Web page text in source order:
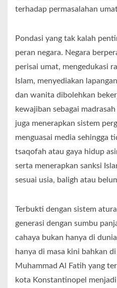
terhadap permasalahan
Pondasi yang tak kalah
peran negara. Negara
perisai umat, mengedukasi
Islam, menyediakan
dan wanita dibolehkan
kewajiban sebagai
juga menerapkan sistem
menguasai media sehingga
tsaqofah atau gaya hidup
serta menerapkan sanksi
sesuai usia, baligh atau
Terbukti dengan sistem
generasi dengan sumbu
cahaya bukan hanya di
hanya di masa kini bahkan
Muhammad Al Fatih yang
kota Konstantinopel